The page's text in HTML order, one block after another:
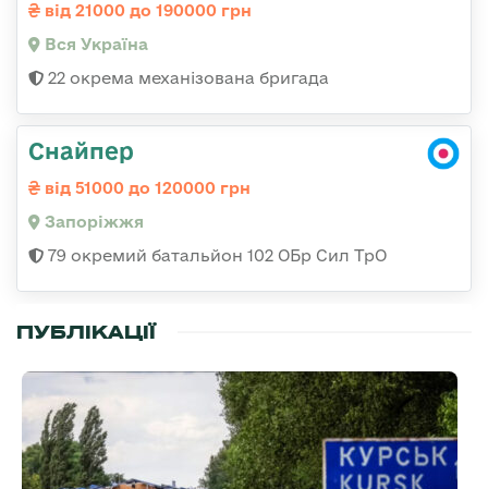
від 21000 до 190000 грн
Вся Україна
22 окрема механізована бригада
Снайпер
від 51000 до 120000 грн
Запоріжжя
79 окремий батальйон 102 ОБр Сил ТрО
ПУБЛІКАЦІЇ